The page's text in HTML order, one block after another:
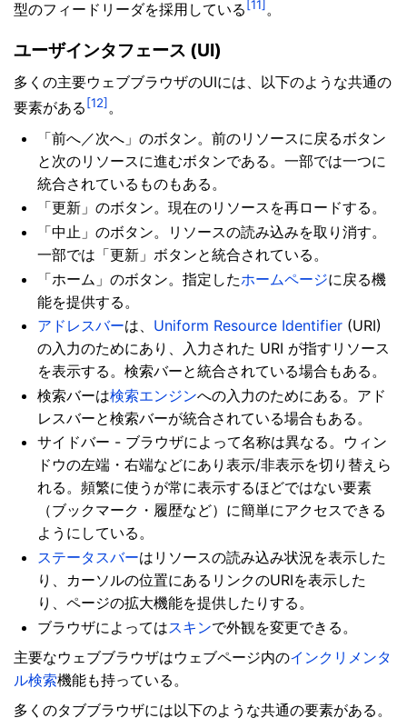
型のフィードリーダを採用している[11]。
ユーザインタフェース (UI)
多くの主要ウェブブラウザのUIには、以下のような共通の
要素がある [12] 。
「前へ／次へ」のボタン。前のリソースに戻るボタン
と次のリソースに進むボタンである。一部では一つに
統合されているものもある。
「更新」のボタン。現在のリソースを再ロードする。
「中止」のボタン。リソースの読み込みを取り消す。
一部では「更新」ボタンと統合されている。
「ホーム」のボタン。指定したホームページに戻る機
能を提供する。
アドレスバーは、 Uniform Resource Identifier(URI)
の入力のためにあり、入力された URI が指すリソース
を表示する。検索バーと統合されている場合もある。
検索バーは検索エンジンへの入力のためにある。アド
レスバーと検索バーが統合されている場合もある。
サイドバー - ブラウザによって名称は異なる。ウィン
ドウの左端・右端などにあり表示/非表示を切り替えら
れる。頻繁に使うが常に表示するほどではない要素
（ブックマーク・履歴など）に簡単にアクセスできる
ようにしている。
ステータスバーはリソースの読み込み状況を表示した
り、カーソルの位置にあるリンクのURIを表示した
り、ページの拡大機能を提供したりする。
ブラウザによってはスキンで外観を変更できる。
主要なウェブブラウザはウェブページ内のインクリメンタ
ル検索機能も持っている。
多くのタブブラウザには以下のような共通の要素がある。